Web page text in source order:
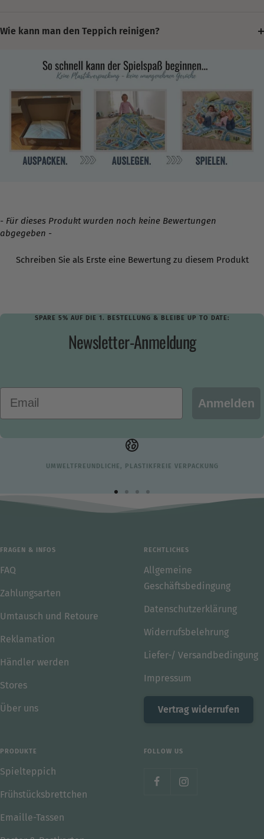
Wie kann man den Teppich reinigen?
- Für dieses Produkt wurden noch keine Bewertungen
abgegeben -
Schreiben Sie als Erste eine Bewertung zu diesem Produkt
New content loaded
SPARE 5% AUF DIE 1. BESTELLUNG & BLEIBE UP TO DATE:
Newsletter-Anmeldung
Email
Anmelden
UMWELTFREUNDLICHE, PLASTIKFREIE VERPACKUNG
SlideSlide
gehengehen
gehen
FRAGEN & INFOS
FAQ
Zahlungsarten
Umtausch und Retoure
Reklamation
Händler werden
Stores
Über uns
RECHTLICHES
Allgemeine
Geschäftsbedingung
Datenschutzerklärung
Widerrufsbelehrung
Liefer-/ Versandbedingung
Impressum
Vertrag widerrufen
PRODUKTE
Spielteppich
Frühstücksbrettchen
Emaille-Tassen
FOLLOW US